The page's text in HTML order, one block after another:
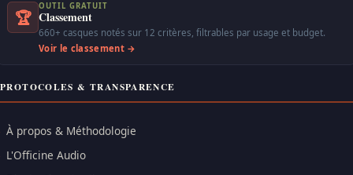
🏆
OUTIL GRATUIT
Classement
660+ casques notés sur 12 critères, filtrables par usage et budget.
Voir le classement →
PROTOCOLES & TRANSPARENCE
À propos & Méthodologie
L'Officine Audio